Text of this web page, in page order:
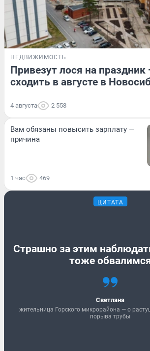
НЕДВИЖИМОСТЬ
Привезут лося на праздник
сходить в августе в
4 августа 2 558
Вам обязаны повысить зарплату —
причина
1 час 469
ЦИТАТА
Страшно за этим
тоже
Светлана
жительница Горского микрорайона — о
порыва трубы